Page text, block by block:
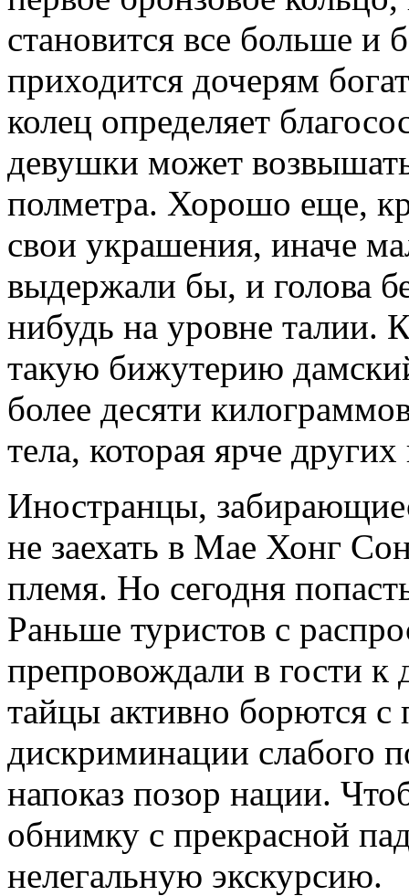
становится все больше и
приходится дочерям
колец определяет
девушки может
полметра. Хорошо еще,
свои украшения, иначе
выдержали бы, и голова
нибудь на уровне талии.
такую бижутерию
более десяти
тела, которая ярче
Иностранцы,
не заехать в Мае Хонг
племя. Но сегодня
Раньше туристов с
препровождали в гости
тайцы активно борются
дискриминации слабого
напоказ позор нации.
обнимку с прекрасной
нелегальную экскурсию.